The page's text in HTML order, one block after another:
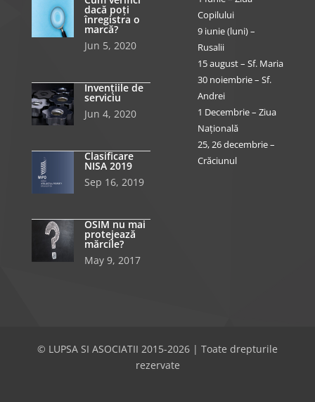
dacă poți
înregistra o
marcă?
Jun 5, 2020
Invențiile de
serviciu
Jun 4, 2020
Clasificare
NISA 2019
Sep 16, 2019
OSIM nu mai
protejează
mărcile?
May 9, 2017
Copilului
9 iunie (luni) –
Rusalii
15 august – Sf. Maria
30 noiembrie – Sf.
Andrei
1 Decembrie – Ziua
Națională
25, 26 decembrie –
Crăciunul
© LUPSA SI ASOCIATII 2015-2026 | Toate drepturile
rezervate